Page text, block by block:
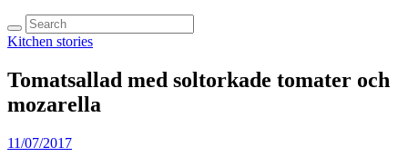
Kitchen stories
Tomatsallad med soltorkade tomater och
mozarella
11/07/2017